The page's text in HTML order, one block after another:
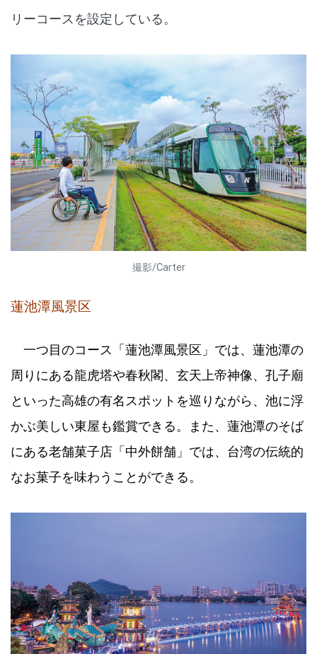
リーコースを設定している。
撮影/Carter
蓮池潭風景区
一つ目のコース「蓮池潭風景区」では、蓮池潭の
周りにある龍虎塔や春秋閣、玄天上帝神像、孔子廟
といった高雄の有名スポットを巡りながら、池に浮
かぶ美しい東屋も鑑賞できる。また、蓮池潭のそば
にある老舗菓子店「中外餅舗」では、台湾の伝統的
なお菓子を味わうことができる。